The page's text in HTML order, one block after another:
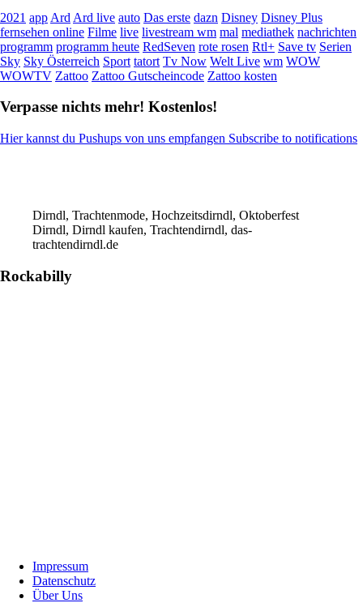
2021 app Ard Ard live auto Das erste dazn Disney Disney Plus
fernsehen online Filme live livestream wm mal mediathek nachrichten
programm programm heute RedSeven rote rosen Rtl+ Save tv Serien
Sky Sky Österreich Sport tatort Tv Now Welt Live wm WOW
WOWTV Zattoo Zattoo Gutscheincode Zattoo kosten
Verpasse nichts mehr! Kostenlos!
Hier kannst du Pushups von uns empfangen Subscribe to notifications
Dirndl, Trachtenmode, Hochzeitsdirndl, Oktoberfest
Dirndl, Dirndl kaufen, Trachtendirndl, das-
trachtendirndl.de
Rockabilly
FooterImpressum
Datenschutz
Über Uns